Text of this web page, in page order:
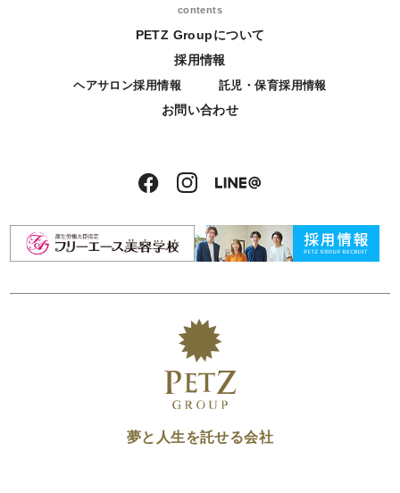
contents
PETZ Groupについて
採用情報
ヘアサロン採用情報 託児・保育採用情報
お問い合わせ
夢と人生を託せる会社